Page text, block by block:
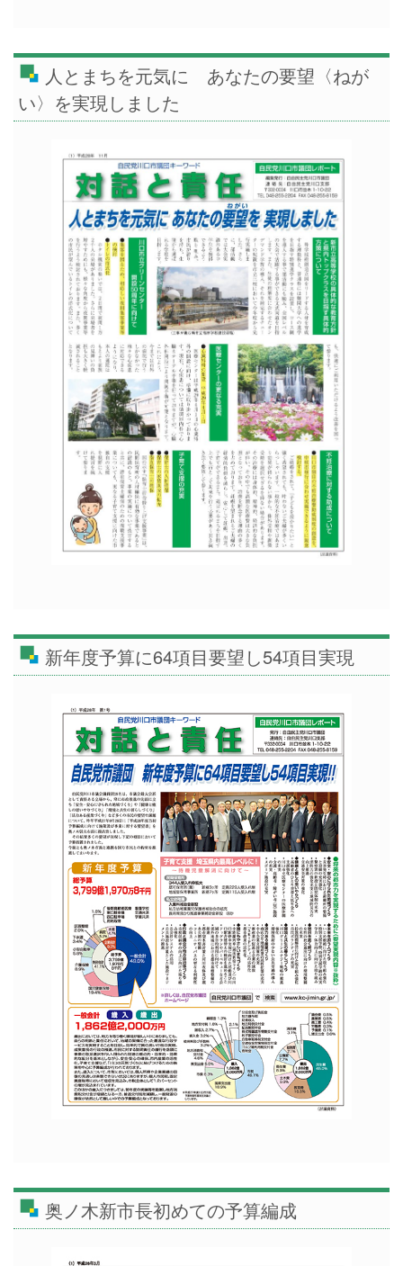
人とまちを元気に あなたの要望〈ねが
い〉を実現しました
新年度予算に64項目要望し54項目実現
奥ノ木新市長初めての予算編成